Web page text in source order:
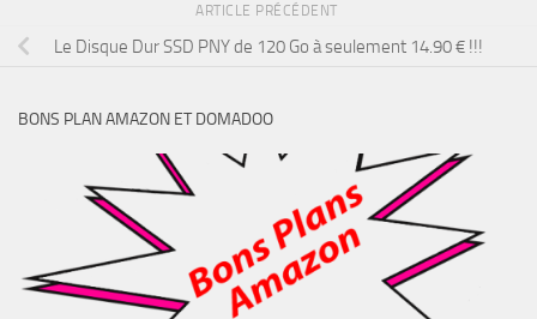
ARTICLE PRÉCÉDENT
Le Disque Dur SSD PNY de 120 Go à seulement 14.90 € !!!
BONS PLAN AMAZON ET DOMADOO